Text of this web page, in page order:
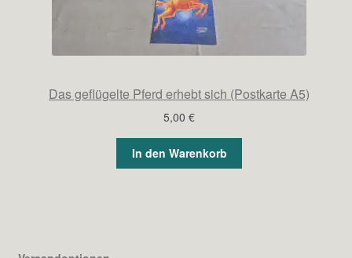
Das geflügelte Pferd erhebt sich (Postkarte A5)
5,00 €
In den Warenkorb